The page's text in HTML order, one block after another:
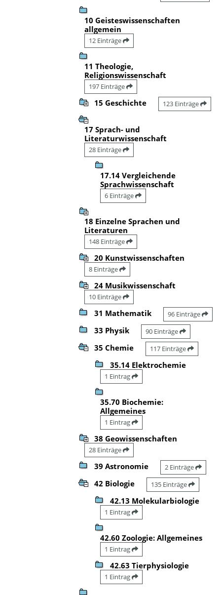
10 Geisteswissenschaften
allgemein
12 Einträge
11 Theologie,
Religionswissenschaft
197 Einträge
15 Geschichte 123 Einträge
17 Sprach- und
Literaturwissenschaft
28 Einträge
17.14 Vergleichende
Sprachwissenschaft
6 Einträge
18 Einzelne Sprachen und
Literaturen
148 Einträge
20 Kunstwissenschaften
8 Einträge
24 Musikwissenschaft
10 Einträge
31 Mathematik 96 Einträge
33 Physik 90 Einträge
35 Chemie 117 Einträge
35.14 Elektrochemie
1 Eintrag
35.70 Biochemie:
Allgemeines
1 Eintrag
38 Geowissenschaften
28 Einträge
39 Astronomie 2 Einträge
42 Biologie 135 Einträge
42.13 Molekularbiologie
1 Eintrag
42.60 Zoologie: Allgemeines
1 Eintrag
42.63 Tierphysiologie
1 Eintrag